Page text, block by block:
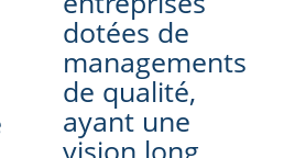
dotées de
managements
de qualité,
ayant une
vision long